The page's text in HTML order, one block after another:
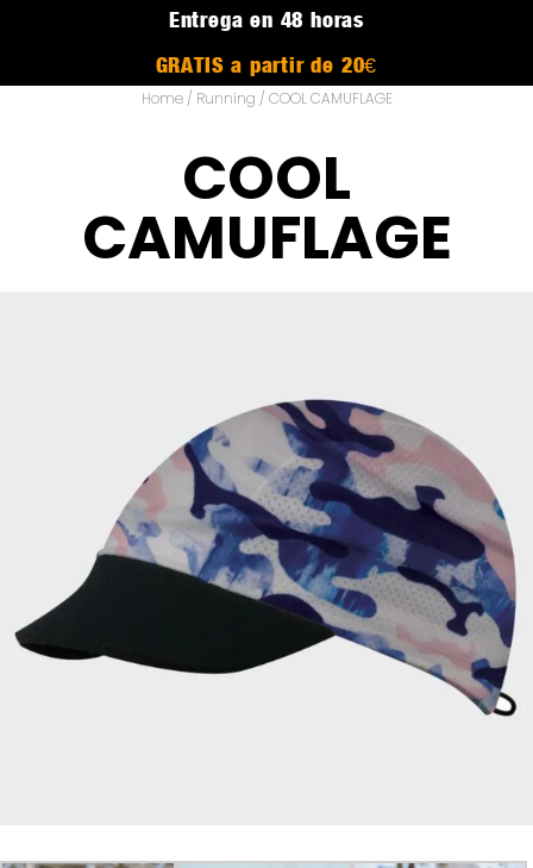
Entrega en 48 horas
GRATIS a partir de 20€
Home/ Running / COOL CAMUFLAGE
COOL
CAMUFLAGE